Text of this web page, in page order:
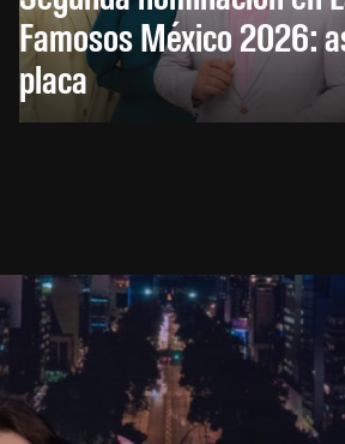
Famosos México 2026:
placa